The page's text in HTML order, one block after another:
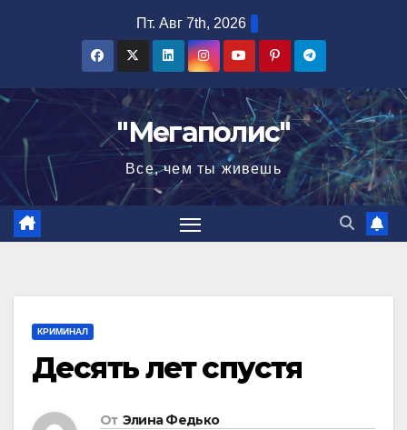
Пт. Авг 7th, 2026
"Мегаполис"
Все, чем ты живешь
КРИМИНАЛ
Десять лет спустя
От Элина Федько